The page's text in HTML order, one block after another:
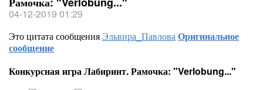
04-12-2019 01:29
Это цитата сообщения Эльвира_ПавловаОригинальное
сообщение
Конкурсная игра Лабиринт. Рамочка: "Verlobung..."